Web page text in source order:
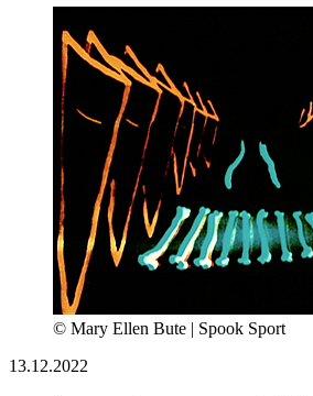
© Mary Ellen Bute | Spook Sport
13.12.2022